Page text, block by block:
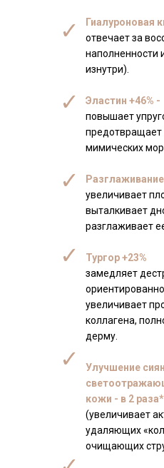
Гиалуроновая
отвечает за
наполненности
изнутри).
Эластин +46% -
повышает
предотвращает
мимических
увеличивает
выталкивает
разглаживает
Тургор +23%
замедляет
увеличивает
коллагена,
дерму.
Улучшение
кожи - в 2 раза*
(увеличивает
удаляющих
очищающих
✓
✓
✓
✓
✓